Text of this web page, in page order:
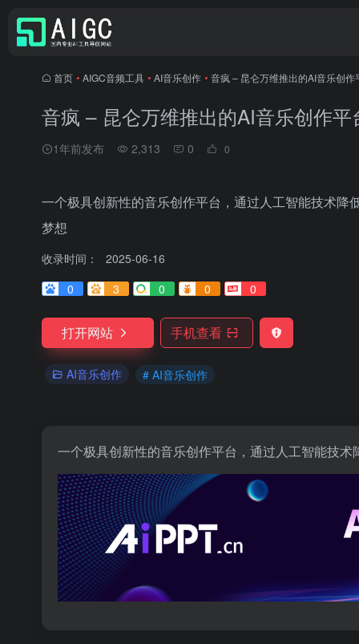
首页 • AIGC音频工具 • AI音乐创作 • 音疯 – 昆仑万维推出的AI音乐创
音疯 – 昆仑万维推出的AI音乐创作
1年前发布 2,313 0 0
一个极具创新性的音乐创作平台，通过人工智能技术
梦想
收录时间：
2025-06-16
0
3 0 0 0
打开网站 手机查看
AI音乐创作 # AI音乐创作
一个极具创新性的音乐创作平台，通过人工智能技